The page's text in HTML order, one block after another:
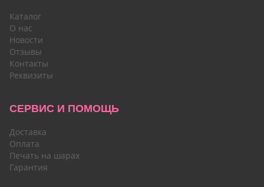
Каталог
О нас
Новости
Отзывы
Контакты
Реквизиты
СЕРВИС И ПОМОЩЬ
Доставка
Оплата
Печать на шарах
Гарантия